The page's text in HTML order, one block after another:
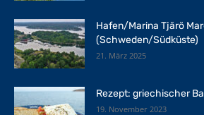
Hafen/Marina Tjärö
(Schweden/Südküste)
21. März 2025
Rezept: griechischer
19. November 2023